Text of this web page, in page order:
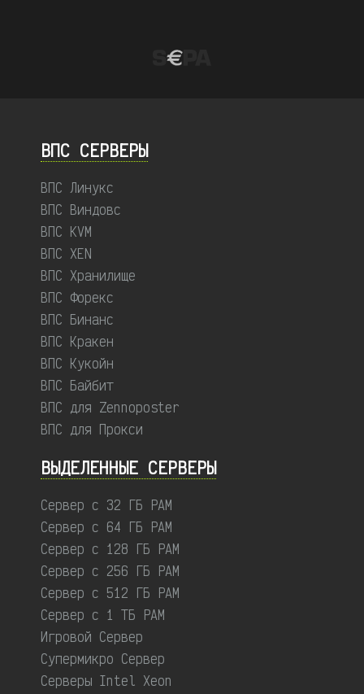
ВПС СЕРВЕРЫ
ВПС Линукс
ВПС Виндовс
ВПС KVM
ВПС XEN
ВПС Хранилище
ВПС Форекс
ВПС Бинанс
ВПС Кракен
ВПС Кукойн
ВПС Байбит
ВПС для Zennoposter
ВПС для Прокси
ВЫДЕЛЕННЫЕ CЕРВЕРЫ
Сервер с 32 ГБ РАМ
Сервер с 64 ГБ РАМ
Сервер с 128 ГБ РАМ
Сервер с 256 ГБ РАМ
Сервер с 512 ГБ РАМ
Сервер с 1 ТБ РАМ
Игровой Сервер
Супермикро Сервер
Серверы Intel Xeon